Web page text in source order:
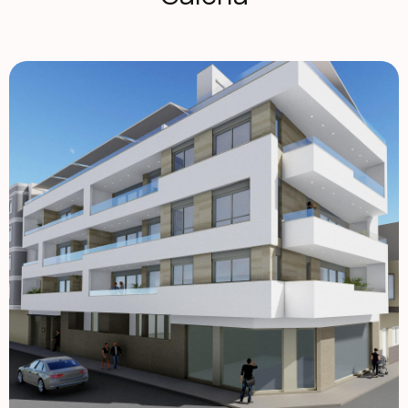
Lotnisko w Alicante znajduje się 40 minut drogi stąd, a